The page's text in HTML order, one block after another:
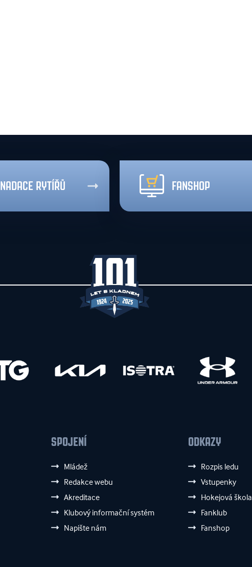
NADACE RYTÍŘŮ FANSHOP
SPOJENÍ
Mládež
Redakce webu
Akreditace
Klubový informační systém
Napište nám
ODKAZY
Rozpis ledu
Vstupenky
Hokejová škola
Fanklub
Fanshop